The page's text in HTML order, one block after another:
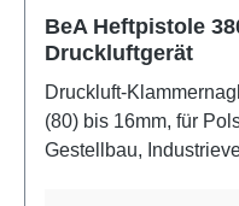
BeA Heftpistole
Druckluftgerät
Druckluft-
(80) bis 16mm, für Polsterarbeiten, Möbel- und
Gestellbau,